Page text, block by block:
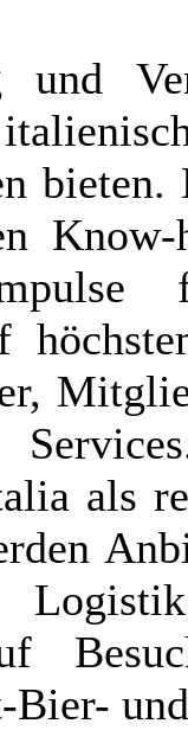
und
als